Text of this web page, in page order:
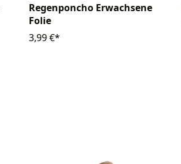
Regenponcho Erwachsene
Folie
3,99 €*